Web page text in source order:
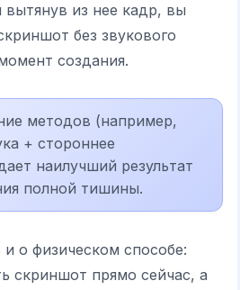
вытянув из нее кадр, вы
без звукового
создания.
методов (например,
+ стороннее
наилучший результат
полной тишины.
о физическом способе:
скриншот прямо сейчас, а